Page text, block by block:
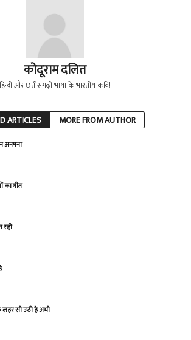
कोदूराम दलित
हिन्दी और छत्तीसगढ़ी भाषा के भारतीय कवि!
ARTICLES MORE FROM AUTHOR
अनमना
का गीत
रहो
लहर सी उठी है अभी